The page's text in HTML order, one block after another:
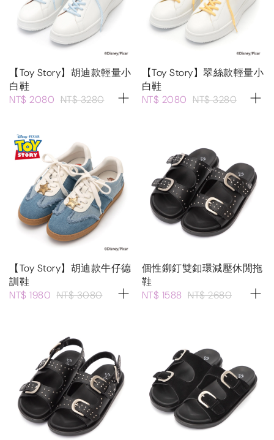
【Toy Story】胡迪款輕量小
白鞋
NT$ 2080 NT$ 3280
【Toy Story】翠絲款輕量小
白鞋
NT$ 2080 NT$ 3280
【Toy Story】胡迪款牛仔德
訓鞋
NT$ 1980 NT$ 3080
個性鉚釘雙釦環減壓休閒拖
鞋
NT$ 1588 NT$ 2680